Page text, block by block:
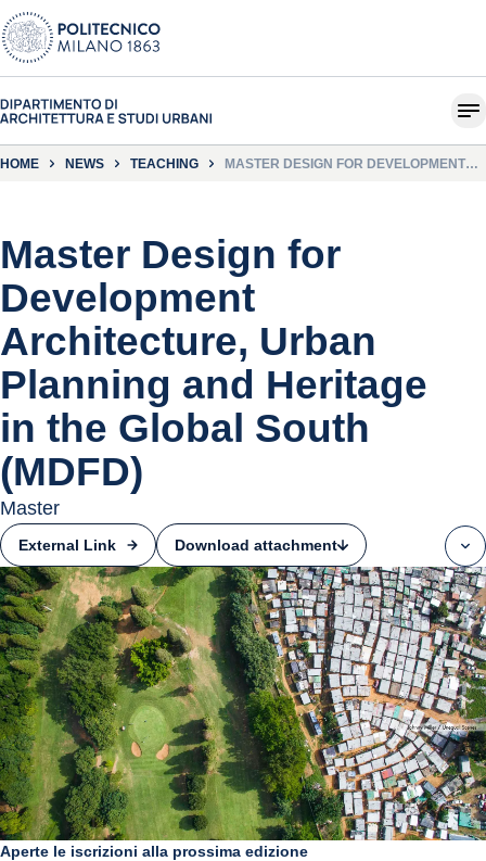
HOME NEWS TEACHING
MASTER DESIGN FOR DEVELOPMENT
Master Design for
Development
Architecture, Urban
Planning and Heritage
in the Global South
(MDFD)
Master
External Link Download attachment
Aperte le iscrizioni alla prossima edizione